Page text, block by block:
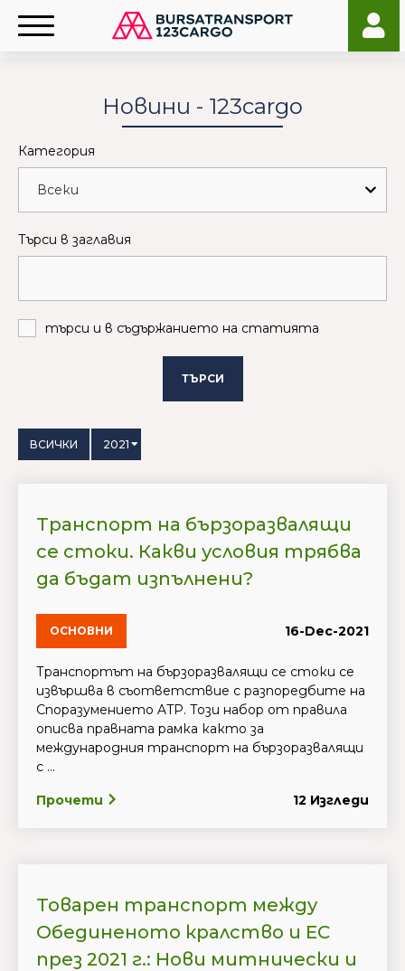
Новини - 123cargo
Категория
Търси в заглавия
търси и в съдържанието на статията
ТЪРСИ
ВСИЧКИ 2021
Транспорт на бързоразвалящи
се стоки. Какви условия трябва
да бъдат изпълнени?
ОСНОВНИ 16-Dec-2021
Транспортът на бързоразвалящи се стоки се
извършва в съответствие с разпоредбите на
Споразумението ATP. Този набор от правила
описва правната рамка както за
международния транспорт на бързоразвалящи
с ...
Прочети 12 Изгледи
Товарен транспорт между
Обединеното кралство и ЕС
през 2021 г.: Нови митнически и